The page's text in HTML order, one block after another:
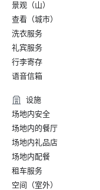
景观（山）
查看（城市）
洗衣服务
礼宾服务
行李寄存
语音信箱
设施
场地内安全
场地内的餐厅
场地内礼品店
场地内配餐
租车服务
空间（室外）